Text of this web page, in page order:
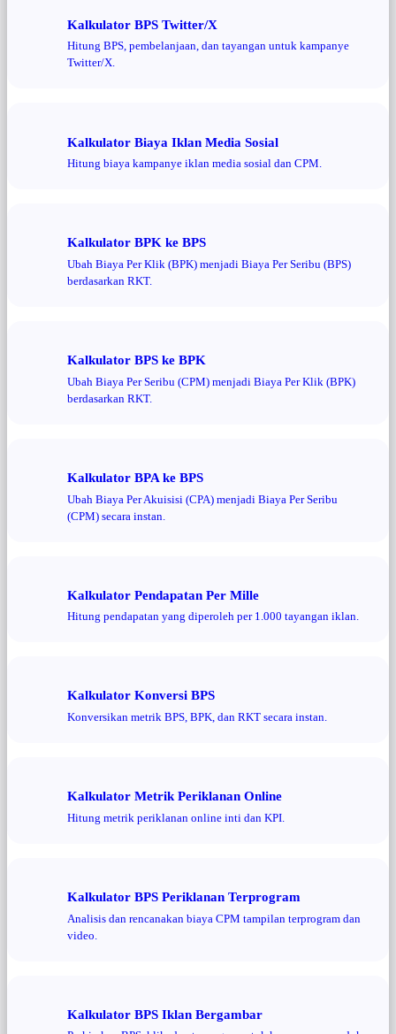
Kalkulator BPS Twitter/X
Hitung BPS, pembelanjaan, dan tayangan untuk kampanye
Twitter/X.
Kalkulator Biaya Iklan Media Sosial
Hitung biaya kampanye iklan media sosial dan CPM.
Kalkulator BPK ke BPS
Ubah Biaya Per Klik (BPK) menjadi Biaya Per Seribu (BPS)
berdasarkan RKT.
Kalkulator BPS ke BPK
Ubah Biaya Per Seribu (CPM) menjadi Biaya Per Klik (BPK)
berdasarkan RKT.
Kalkulator BPA ke BPS
Ubah Biaya Per Akuisisi (CPA) menjadi Biaya Per Seribu
(CPM) secara instan.
Kalkulator Pendapatan Per Mille
Hitung pendapatan yang diperoleh per 1.000 tayangan iklan.
Kalkulator Konversi BPS
Konversikan metrik BPS, BPK, dan RKT secara instan.
Kalkulator Metrik Periklanan Online
Hitung metrik periklanan online inti dan KPI.
Kalkulator BPS Periklanan Terprogram
Analisis dan rencanakan biaya CPM tampilan terprogram dan
video.
Kalkulator BPS Iklan Bergambar